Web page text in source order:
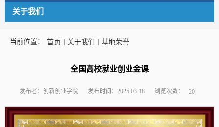
关于我们
当前位置： 首页 关于我们 基地荣誉
全国高校就业创业金课
发布者：创新创业学院 发布时间：2025-03-18 浏览次数： 20